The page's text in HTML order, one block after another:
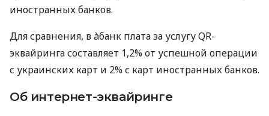
иностранных банков.
Для сравнения, в àбанк плата за услугу QR-
эквайринга составляет 1,2% от успешной операции
с украинских карт и 2% с карт иностранных банков.
Об интернет-эквайринге